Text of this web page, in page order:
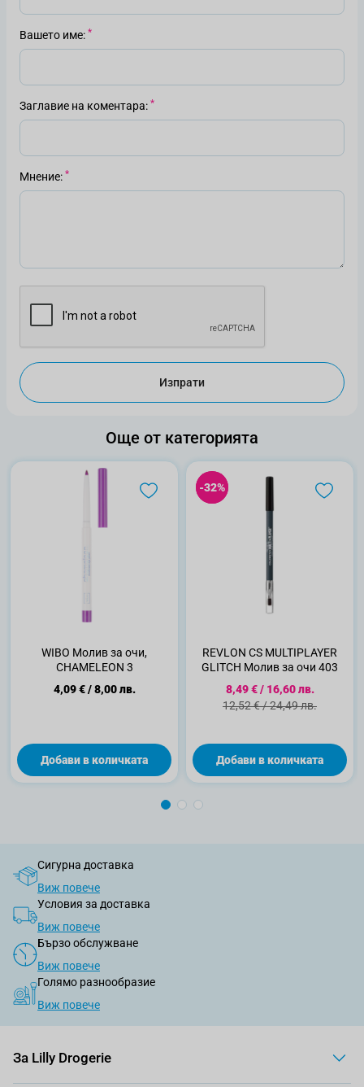
Вашето име
Заглавие на коментара
Мнение
Изпрати
Още от категорията
WIBO Молив за очи,
CHAMELEON 3
4,09 €/8,00 лв.
Добави в количката
-32%
-32%
REVLON CS MULTIPLAYER
GLITCH Молив за очи 403
Специална цена
8,49 €/ 16,60 лв.
Стандартна цена
12,52 €/24,49 лв.
Добави в количката
Сигурна доставка
Виж повече
Условия за доставка
Виж повече
Бързо обслужване
Виж повече
Голямо разнообразие
Виж повече
За Lilly Drogerie